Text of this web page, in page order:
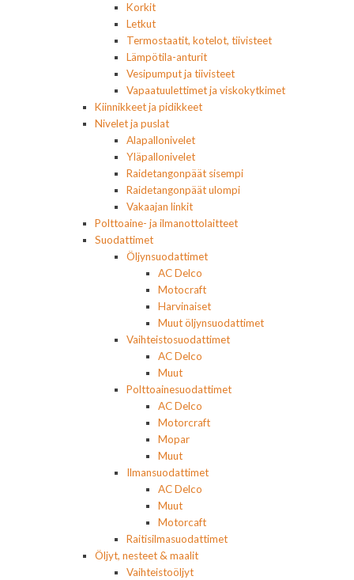
Korkit
Letkut
Termostaatit, kotelot, tiivisteet
Lämpötila-anturit
Vesipumput ja tiivisteet
Vapaatuulettimet ja viskokytkimet
Kiinnikkeet ja pidikkeet
Nivelet ja puslat
Alapallonivelet
Yläpallonivelet
Raidetangonpäät sisempi
Raidetangonpäät ulompi
Vakaajan linkit
Polttoaine- ja ilmanottolaitteet
Suodattimet
Öljynsuodattimet
AC Delco
Motocraft
Harvinaiset
Muut öljynsuodattimet
Vaihteistosuodattimet
AC Delco
Muut
Polttoainesuodattimet
AC Delco
Motorcraft
Mopar
Muut
Ilmansuodattimet
AC Delco
Muut
Motorcaft
Raitisilmasuodattimet
Öljyt, nesteet & maalit
Vaihteistoöljyt